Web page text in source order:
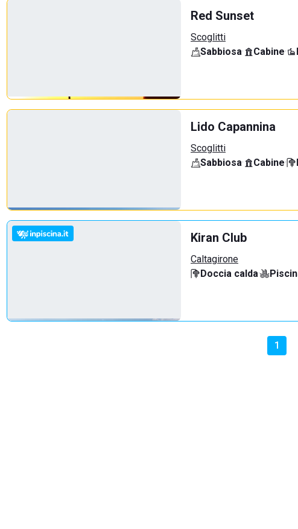
Red Sunset
Scoglitti
Sabbiosa· Cabine·
Lido Capannina
Scoglitti
Sabbiosa· Cabine·
Kiran Club
Caltagirone
Doccia calda·
1